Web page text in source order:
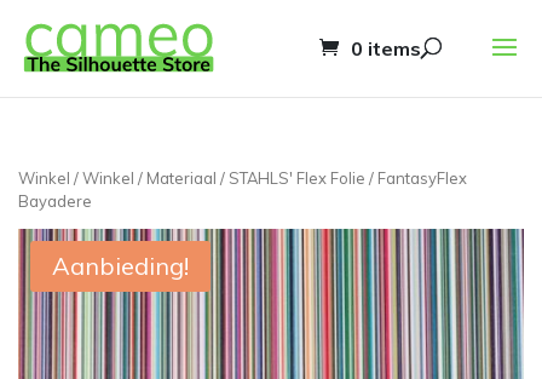
0 items
Winkel /Winkel / Materiaal / STAHLS' Flex Folie / FantasyFlex
Bayadere
Aanbieding!